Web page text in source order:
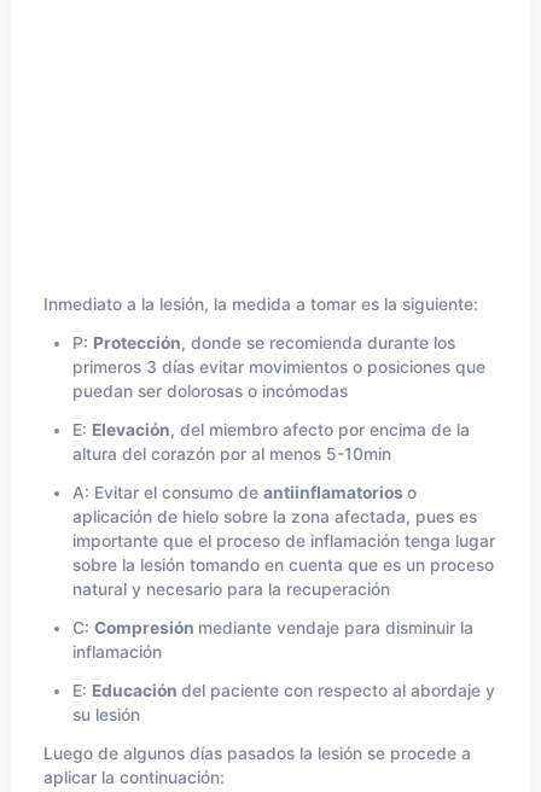
Inmediato a la lesión, la medida a tomar es la siguiente:
P: Protección, donde se recomienda durante los
primeros 3 días evitar movimientos o posiciones que
puedan ser dolorosas o incómodas
E: Elevación, del miembro afecto por encima de la
altura del corazón por al menos 5-10min
A: Evitar el consumo de antiinflamatorioso
aplicación de hielo sobre la zona afectada, pues es
importante que el proceso de inflamación tenga lugar
sobre la lesión tomando en cuenta que es un proceso
natural y necesario para la recuperación
C: Compresión mediante vendaje para disminuir la
inflamación
E: Educación del paciente con respecto al abordaje y
su lesión
Luego de algunos días pasados la lesión se procede a
aplicar la continuación: